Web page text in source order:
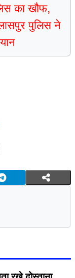
का खौफ,
पुलिस ने